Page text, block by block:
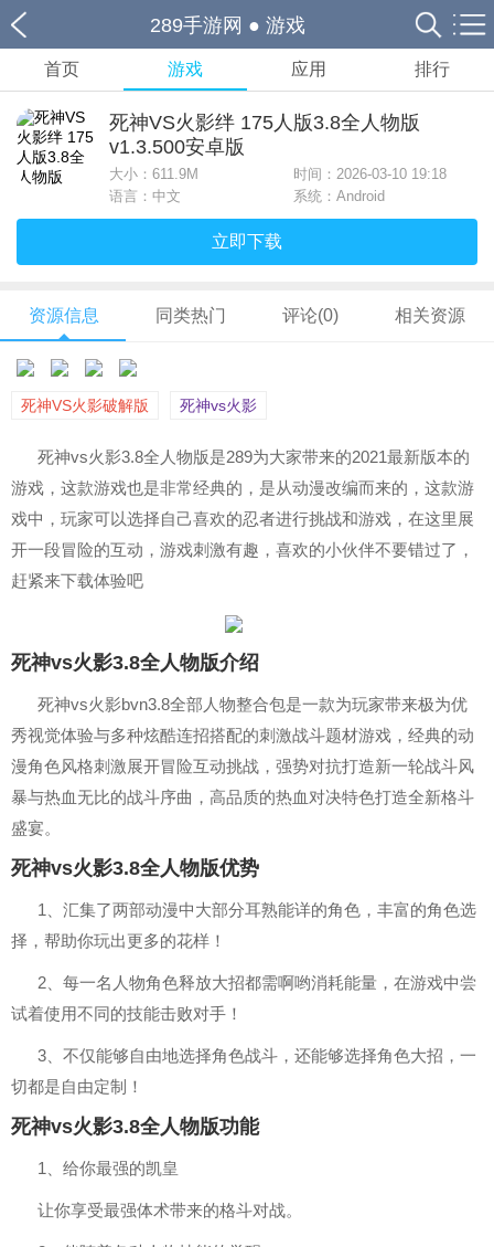
289手游网 ● 游戏
首页 游戏 应用 排行
死神VS火影绊 175人版3.8全人物版
v1.3.500安卓版
大小： 611.9M
时间：2026-03-10 19:18
语言：中文
系统：Android
立即下载
资源信息 同类热门 评论(0) 相关资源
死神VS火影破解版 死神vs火影
死神vs火影3.8全人物版是289为大家带来的2021最新版本的
游戏，这款游戏也是非常经典的，是从动漫改编而来的，这款游
戏中，玩家可以选择自己喜欢的忍者进行挑战和游戏，在这里展
开一段冒险的互动，游戏刺激有趣，喜欢的小伙伴不要错过了，
赶紧来下载体验吧
死神vs火影3.8全人物版介绍
死神vs火影bvn3.8全部人物整合包是一款为玩家带来极为优
秀视觉体验与多种炫酷连招搭配的刺激战斗题材游戏，经典的动
漫角色风格刺激展开冒险互动挑战，强势对抗打造新一轮战斗风
暴与热血无比的战斗序曲，高品质的热血对决特色打造全新格斗
盛宴。
死神vs火影3.8全人物版优势
1、汇集了两部动漫中大部分耳熟能详的角色，丰富的角色选
择，帮助你玩出更多的花样！
2、每一名人物角色释放大招都需啊哟消耗能量，在游戏中尝
试着使用不同的技能击败对手！
3、不仅能够自由地选择角色战斗，还能够选择角色大招，一
切都是自由定制！
死神vs火影3.8全人物版功能
1、给你最强的凯皇
让你享受最强体术带来的格斗对战。